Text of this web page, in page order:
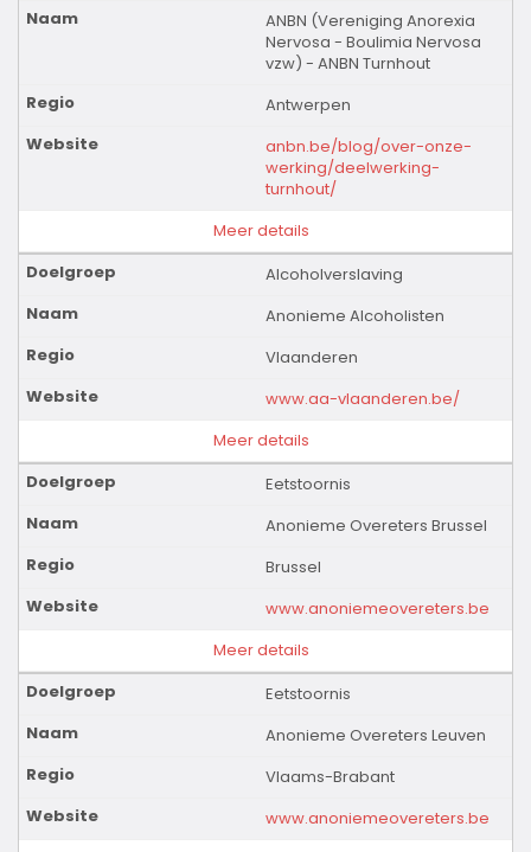
ANBN (Vereniging Anorexia
Nervosa - Boulimia Nervosa
vzw) - ANBN Turnhout
Antwerpen
anbn.be/blog/over-onze-
werking/deelwerking-
turnhout/
Meer details
Alcoholverslaving
Anonieme Alcoholisten
Vlaanderen
www.aa-vlaanderen.be/
Meer details
Eetstoornis
Anonieme Overeters Brussel
Brussel
www.anoniemeovereters.be
Meer details
Eetstoornis
Anonieme Overeters Leuven
Vlaams-Brabant
www.anoniemeovereters.be